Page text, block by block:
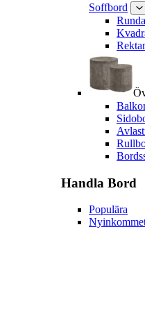
Soffbord
Handla Bord
Populära